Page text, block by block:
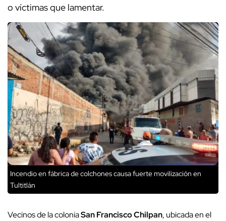
o víctimas que lamentar.
Incendio en fábrica de colchones causa fuerte movilización en
Tultitlán
Vecinos de la coloniaSan Francisco Chilpan, ubicada en el